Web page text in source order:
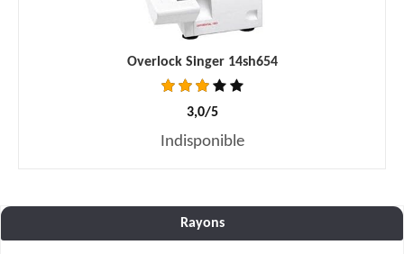
Overlock Singer 14sh654
3,0/5
Indisponible
Rayons